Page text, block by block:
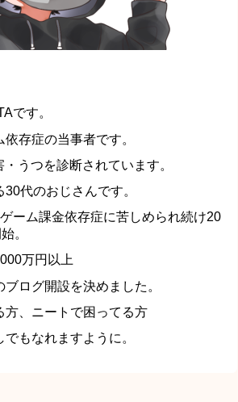
です。
存症の当事者です。
うつを診断されています。
代のおじさんです。
ーム課金依存症に苦しめられ続け20
。
万円以上
ログ開設を決めました。
方、ニートで困ってる方
もなれますように。